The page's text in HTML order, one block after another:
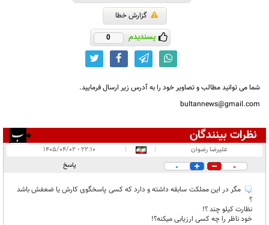
گزارش خطا
پسندیدم 0
شما می توانید مطالب و تصاویر خود را به آدرس زیر ارسال فرمایید.
bultannews@gmail.com
نظرات بینندگان
۵
در انتظار بررسی:
علیرضا رضوان |
|
۲۲:۱۰ - ۱۴۰۵/۰۴/۰۲
0
0 پاسخ
مگر در این مملکت سابقه داشته و دارد که کسی پاسخگوی کارش یا ضعفش باشد
؟
نظارت کیلو چند ؟!
خود ناظر را چه کسی ارزیابی میکنه؟!